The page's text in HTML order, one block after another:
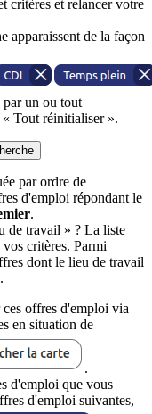
critères et relancer votre
apparaissent de la façon
un ou tout
Tout réinitialiser ».
par ordre de
d'emploi répondant le
.
de travail » ? La liste
critères. Parmi
dont le lieu de travail
offres d'emploi via
en situation de
.
d'emploi que vous
d'emploi suivantes,